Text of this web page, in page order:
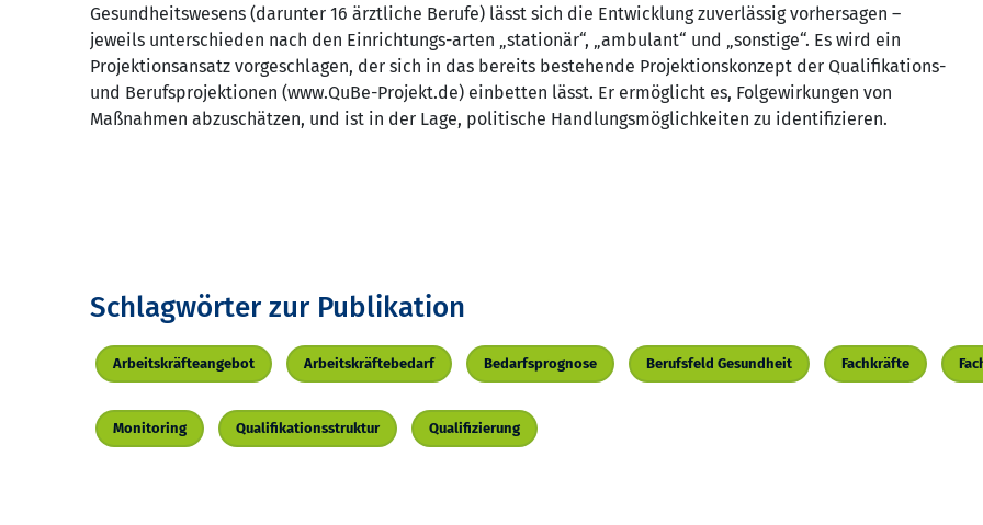
Gesundheitswesens (darunter 16 ärztliche Berufe) lässt sich die Entwicklung zuverlässig vorhersagen –
jeweils unterschieden nach den Einrichtungs-arten „stationär“, „ambulant“ und „sonstige“. Es wird ein
Projektionsansatz vorgeschlagen, der sich in das bereits bestehende Projektionskonzept der Qualifikations-
und Berufsprojektionen (www.QuBe-Projekt.de) einbetten lässt. Er ermöglicht es, Folgewirkungen von
Maßnahmen abzuschätzen, und ist in der Lage, politische Handlungsmöglichkeiten zu identifizieren.
Schlagwörter zur Publikation
Arbeitskräfteangebot Arbeitskräftebedarf Bedarfsprognose Berufsfeld Gesundheit Fachkräfte
Monitoring Qualifikationsstruktur Qualifizierung